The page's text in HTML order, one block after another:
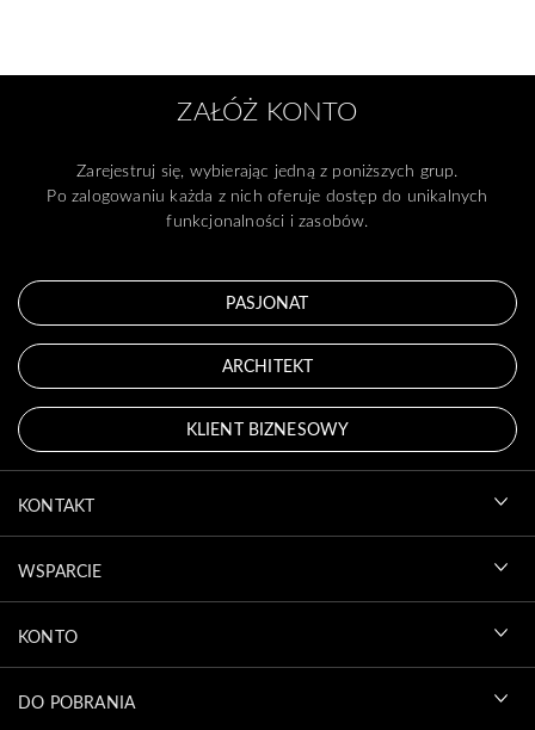
ZAŁÓŻ KONTO
Zarejestruj się, wybierając jedną z poniższych grup.
Po zalogowaniu każda z nich oferuje dostęp do unikalnych
funkcjonalności i zasobów.
PASJONAT
ARCHITEKT
KLIENT BIZNESOWY
KONTAKT
WSPARCIE
KONTO
DO POBRANIA